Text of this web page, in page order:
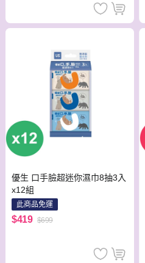
優生 口手臉超迷你濕巾8抽3入
x12組
此商品免運
$419 $699